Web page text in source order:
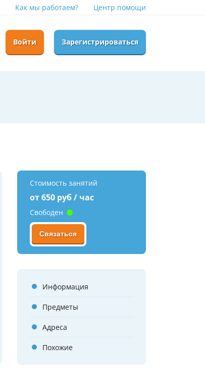
Как мы работаем? Центр помощи
Войти Зарегистрироваться
Стоимость занятий
от 650 руб / час
Свободен
Связаться
Информация
Предметы
Адреса
Похожие